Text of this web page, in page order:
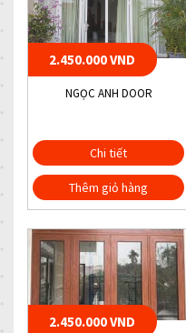
2.450.000 VND
NGỌC ANH DOOR
Chi tiết
Thêm giỏ hàng
2.450.000 VND